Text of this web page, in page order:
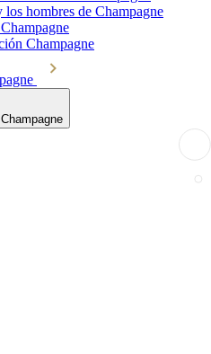
los hombres de Champagne
Champagne